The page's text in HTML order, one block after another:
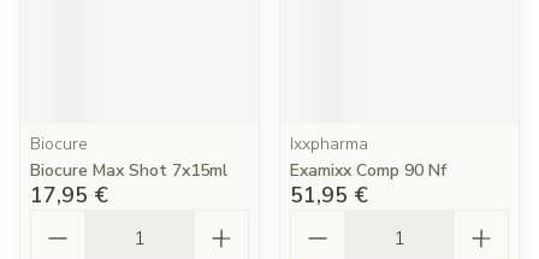
Biocure
Biocure Max Shot 7x15ml
17,95 €
Ixxpharma
Examixx Comp 90 Nf
51,95 €